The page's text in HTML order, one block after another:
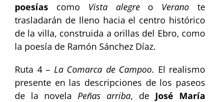
poesías como Vista alegreo Veranote
trasladarán de lleno hacia el centro histórico
de la villa, construida a orillas del Ebro, como
la poesía de Ramón Sánchez Díaz.
Ruta 4 – La Comarca de Campoo. El realismo
presente en las descripciones de los paseos
de la novela Peñas arriba, de José María